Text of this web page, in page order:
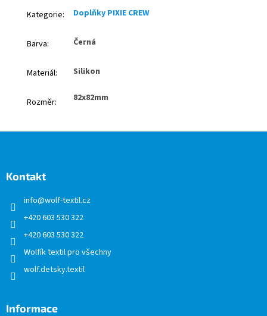
Kategorie: Doplňky PIXIE CREW
Barva: Černá
Materiál: Silikon
Rozměr: 82x82mm
Kontakt
info@wolf-textil.cz
+420 603 530 322
+420 603 530 322
Wolfík textil pro všechny
wolf.detsky.textil
Informace